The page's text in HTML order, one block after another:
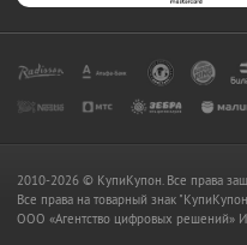
2010-2026 © КупиКупон. Все права
Все права на товарный знак
OOO «Агентство цифровых